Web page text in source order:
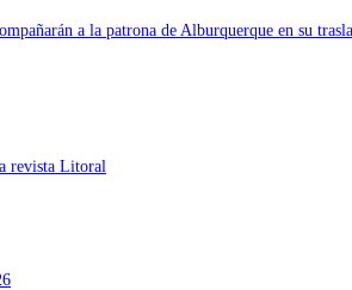
a la patrona de Alburquerque en su
revista Litoral